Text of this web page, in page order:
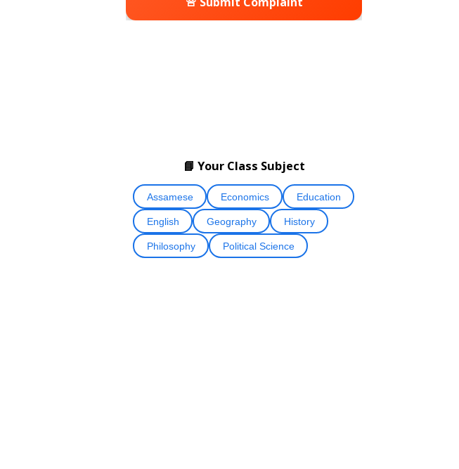
📘 Your Class Subject
Assamese Economics Education
English Geography History
Philosophy Political Science